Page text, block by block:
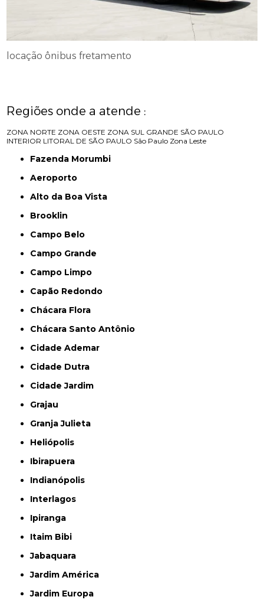
locação ônibus fretamento
Regiões onde a atende :
ZONA NORTE ZONA OESTE ZONA SUL GRANDE SÃO PAULO
INTERIOR LITORAL DE SÃO PAULO São Paulo Zona Leste
Fazenda Morumbi
Aeroporto
Alto da Boa Vista
Brooklin
Campo Belo
Campo Grande
Campo Limpo
Capão Redondo
Chácara Flora
Chácara Santo Antônio
Cidade Ademar
Cidade Dutra
Cidade Jardim
Grajau
Granja Julieta
Heliópolis
Ibirapuera
Indianópolis
Interlagos
Ipiranga
Itaim Bibi
Jabaquara
Jardim América
Jardim Europa